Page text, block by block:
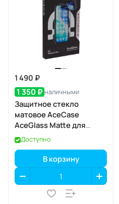
1 490 ₽
1 350 ₽ наличными
Защитное стекло
матовое AceCase
AceGlass Matte для
Apple iPhone 17 Pro
Доступно
В корзину